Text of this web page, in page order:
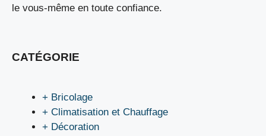
le vous-même en toute confiance.
CATÉGORIE
+ Bricolage
+ Climatisation et Chauffage
+ Décoration